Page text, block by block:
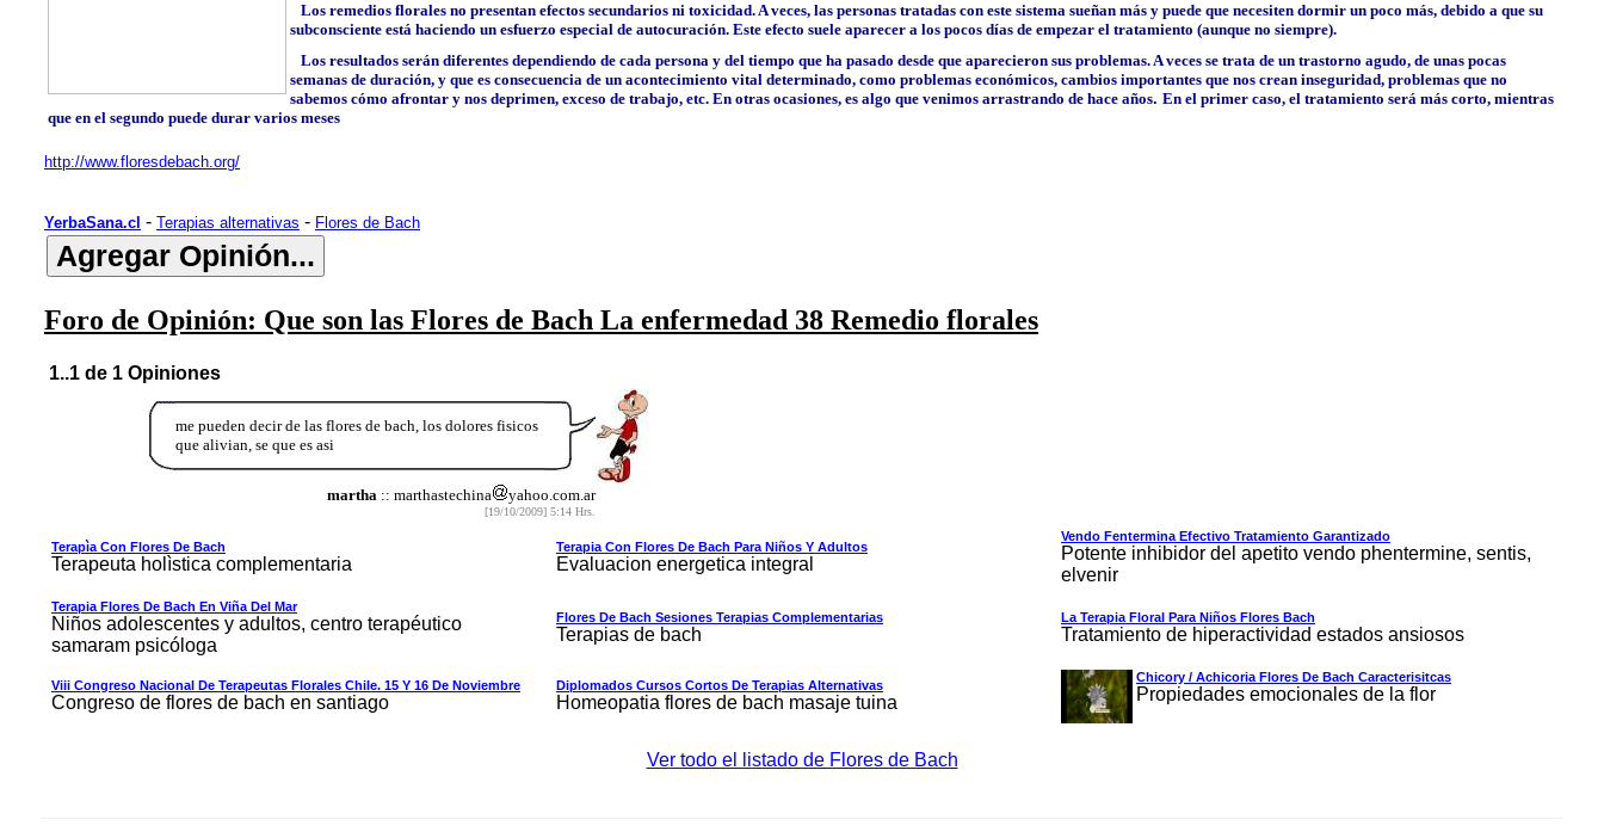
Los remedios florales no presentan efectos secundarios ni toxicidad. A veces, las personas tratadas con este sistema sueñan más y puede que necesiten dormir un poco más, debido a que su
subconsciente está haciendo un esfuerzo especial de autocuración. Este efecto suele aparecer a los pocos días de empezar el tratamiento (aunque no siempre).
Los resultados serán diferentes dependiendo de cada persona y del tiempo que ha pasado desde que aparecieron sus problemas. A veces se trata de un trastorno agudo, de unas pocas
semanas de duración, y que es consecuencia de un acontecimiento vital determinado, como problemas económicos, cambios importantes que nos crean inseguridad, problemas que no
sabemos cómo afrontar y nos deprimen, exceso de trabajo, etc. En otras ocasiones, es algo que venimos arrastrando de hace años. En el primer caso, el tratamiento será más corto, mientras
que en el segundo puede durar varios meses
http://www.floresdebach.org/
YerbaSana.cl - Terapias alternativas - Flores de Bach
Foro de Opinión: Que son las Flores de Bach La enfermedad 38 Remedio florales
1..1 de 1 Opiniones
me pueden decir de las flores de bach, los dolores fisicos
que alivian, se que es asi
martha :: marthastechina yahoo.com.ar
[19/10/2009] 5:14 Hrs.
Terapìa Con Flores De Bach
Terapeuta holìstica complementaria
Terapia Con Flores De Bach Para Niños Y Adultos
Evaluacion energetica integral
Vendo Fentermina Efectivo Tratamiento Garantizado
Potente inhibidor del apetito vendo phentermine, sentis,
elvenir
Terapia Flores De Bach En Viña Del Mar
Niños adolescentes y adultos, centro terapéutico
samaram psicóloga
Flores De Bach Sesiones Terapias Complementarias
Terapias de bach
La Terapia Floral Para Niños Flores Bach
Tratamiento de hiperactividad estados ansiosos
Viii Congreso Nacional De Terapeutas Florales Chile. 15 Y 16 De Noviembre
Congreso de flores de bach en santiago
Diplomados Cursos Cortos De Terapias Alternativas
Homeopatia flores de bach masaje tuina
Chicory / Achicoria Flores De Bach Caracterisitcas
Propiedades emocionales de la flor
Ver todo el listado de Flores de Bach